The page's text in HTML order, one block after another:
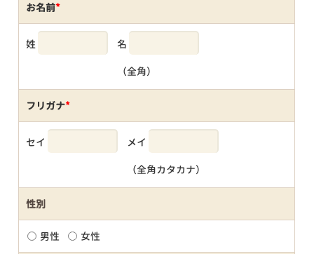
お名前*
姓 名
（全角）
フリガナ*
セイ メイ
（全角カタカナ）
性別
男性 女性